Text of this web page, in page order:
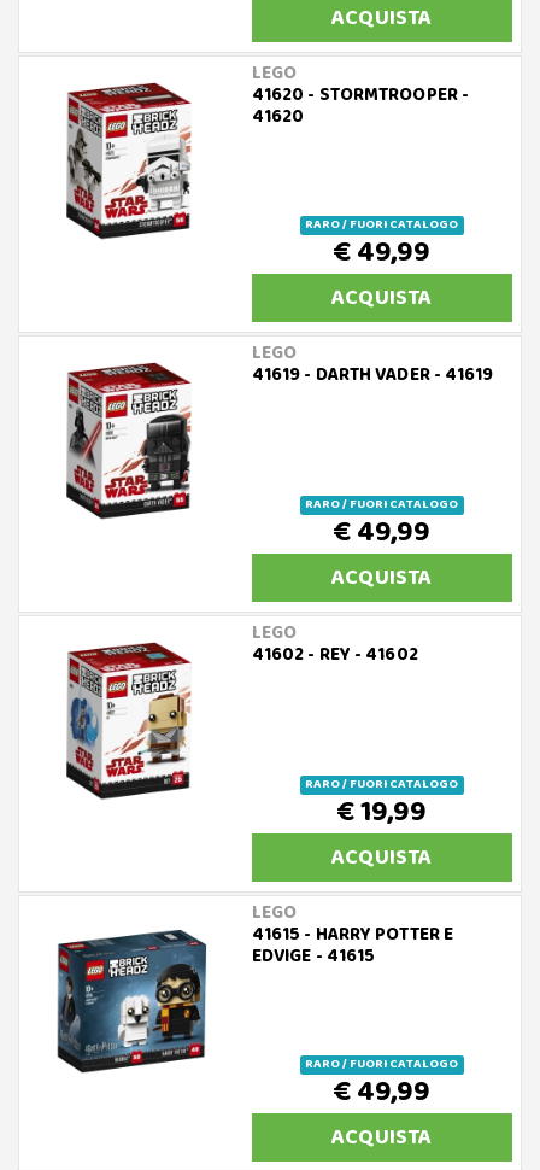
ACQUISTA
LEGO
41620 - STORMTROOPER -
41620
RARO / FUORI CATALOGO
€ 49,99
ACQUISTA
LEGO
41619 - DARTH VADER - 41619
RARO / FUORI CATALOGO
€ 49,99
ACQUISTA
LEGO
41602 - REY - 41602
RARO / FUORI CATALOGO
€ 19,99
ACQUISTA
LEGO
41615 - HARRY POTTER E
EDVIGE - 41615
RARO / FUORI CATALOGO
€ 49,99
ACQUISTA